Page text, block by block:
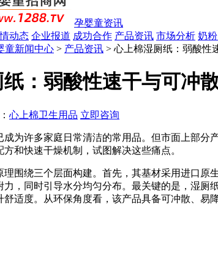
孕婴童资讯
动态 企业报道 成功合作 产品资讯 市场分析 奶
童新闻中心 > 产品资讯 > 心上棉湿厕纸：弱酸性
：弱酸性速干与可冲
心上棉卫生用品 立即咨询
成为许多家庭日常清洁的常用品。但市面上部
和快速干燥机制，试图解决这些痛点。
理围绕三个层面构建。首先，其基材采用进口
力，同时引导水分均匀分布。最关键的是，湿
舒适度。从环保角度看，该产品具备可冲散、易